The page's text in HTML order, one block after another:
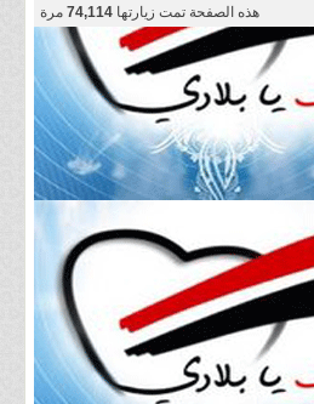
هذه الصفحة تمت زيارتها 74,114 مرة